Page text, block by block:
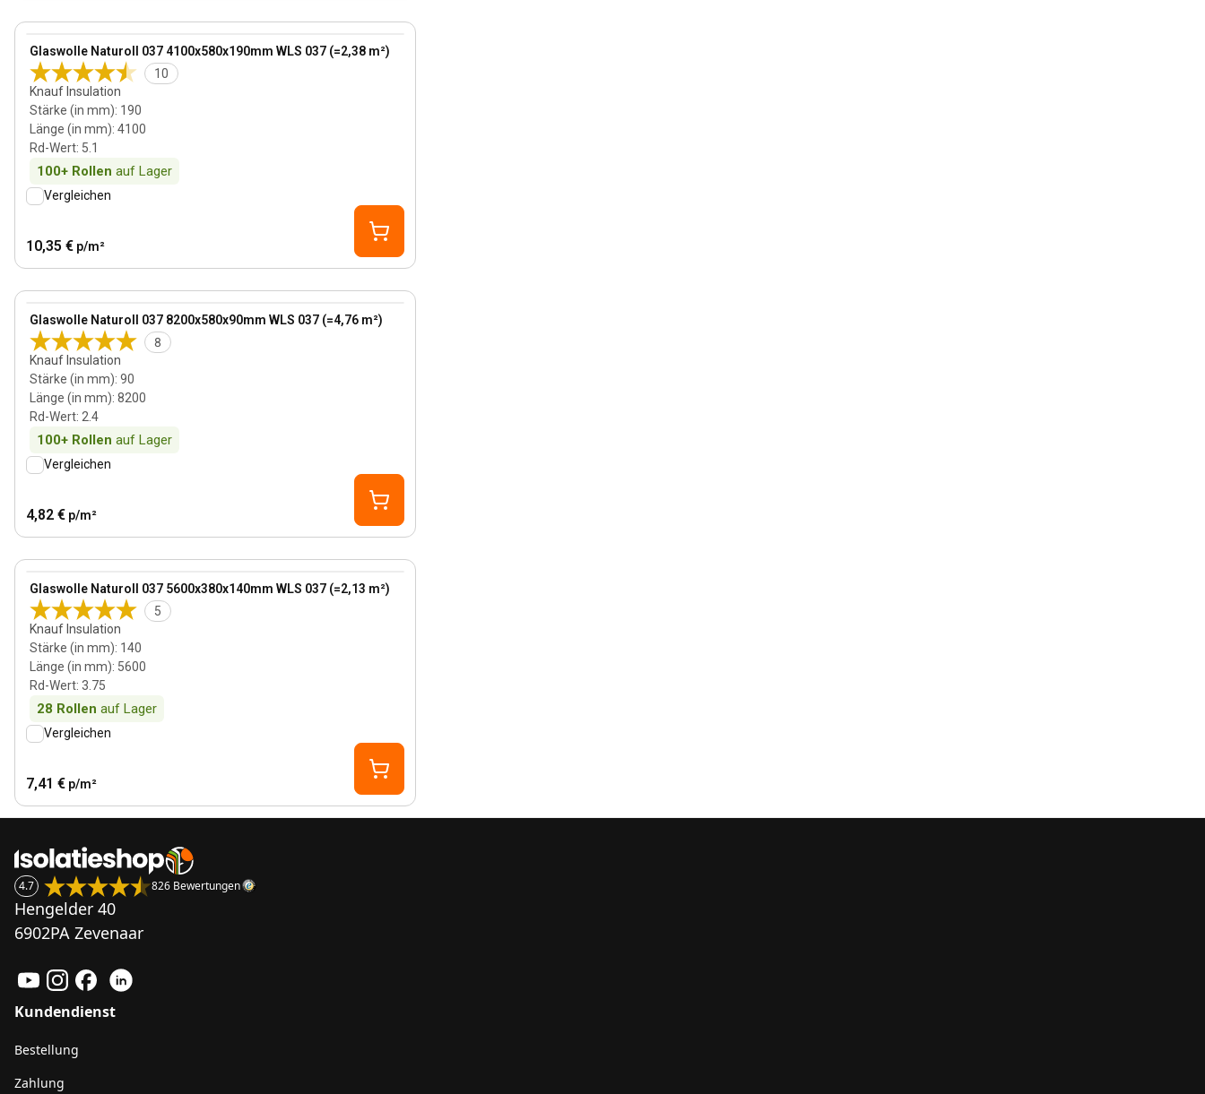
Glaswolle Naturoll 037 4100x580x190mm WLS 037 (=2,38 m²)
10
Knauf Insulation
Stärke (in mm): 190
Länge (in mm): 4100
Rd-Wert: 5.1
100+ Rollen auf Lager
View product
Vergleichen
10,35 € p/m²
Glaswolle Naturoll 037 8200x580x90mm WLS 037 (=4,76 m²)
8
Knauf Insulation
Stärke (in mm): 90
Länge (in mm): 8200
Rd-Wert: 2.4
100+ Rollen auf Lager
View product
Vergleichen
4,82 € p/m²
Glaswolle Naturoll 037 5600x380x140mm WLS 037 (=2,13 m²)
5
Knauf Insulation
Stärke (in mm): 140
Länge (in mm): 5600
Rd-Wert: 3.75
28 Rollen auf Lager
View product
Vergleichen
7,41 € p/m²
4.7 826 Bewertungen
Hengelder 40
6902PA Zevenaar
Kundendienst
Bestellung
Zahlung